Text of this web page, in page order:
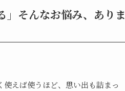
」そんなお悩み、ありま
えば使うほど、思い出も詰まっ